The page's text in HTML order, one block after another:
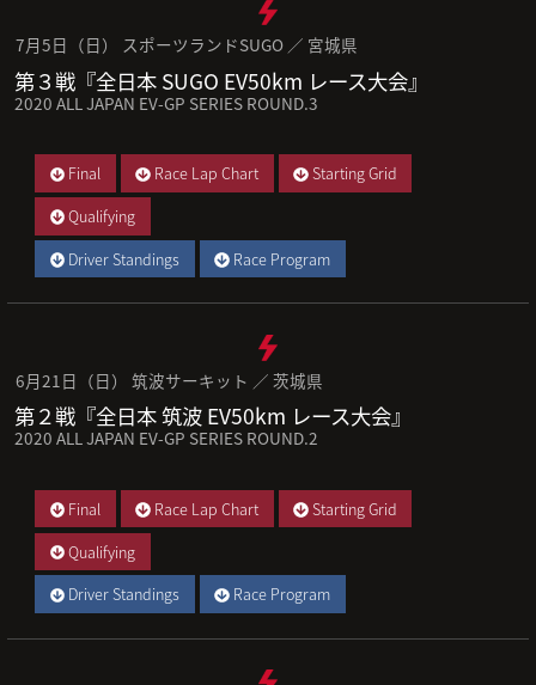
7月5日（日） スポーツランドSUGO ／ 宮城県
第３戦『全日本 SUGO EV50km レース大会』
2020 ALL JAPAN EV-GP SERIES ROUND.3
Final Race Lap Chart
Starting Grid
Qualifying
Driver Standings
Race Program
6月21日（日） 筑波サーキット ／ 茨城県
第２戦『全日本 筑波 EV50km レース大会』
2020 ALL JAPAN EV-GP SERIES ROUND.2
Final Race Lap Chart
Starting Grid
Qualifying
Driver Standings
Race Program